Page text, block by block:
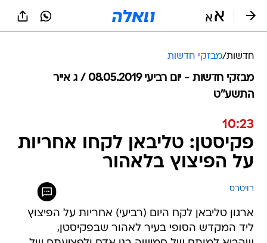
חדשות/מבזקי חדשות
מבזקי חדשות - יום רביעי 08.05.2019 / ג אייר
התשע"ט
10:23
פקיסטן: טליבאן לקחו אחריות
על הפיצוץ בלאהור
רויטרס
ארגון טליבאן לקח היום (רביעי) אחריות על הפיצוץ
ליד המקדש הסופי בעיר לאהור שבפקיסטן,